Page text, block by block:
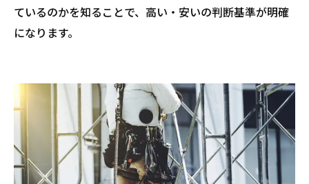
ているのかを知ることで、高い・安いの判断基準が明確
になります。